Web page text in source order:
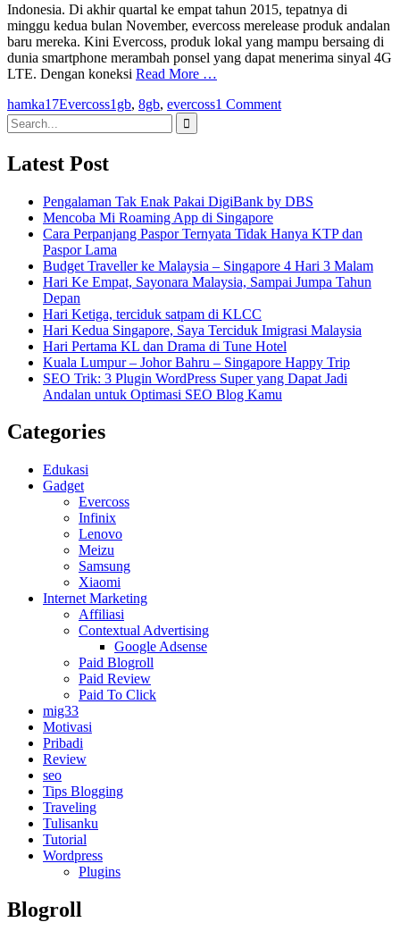
Indonesia. Di akhir quartal ke empat tahun 2015, tepatnya di
minggu kedua bulan November, evercoss merelease produk andalan
baru mereka. Kini Evercoss, produk lokal yang mampu bersaing di
dunia smartphone merambah ponsel yang dapat menerima sinyal 4G
LTE. Dengan koneksi Read More …
hamka17Evercoss1gb, 8gb, evercoss1 Comment
Search
for:
Latest Post
Pengalaman Tak Enak Pakai DigiBank by DBS
Mencoba Mi Roaming App di Singapore
Cara Perpanjang Paspor Ternyata Tidak Hanya KTP dan
Paspor Lama
Budget Traveller ke Malaysia – Singapore 4 Hari 3 Malam
Hari Ke Empat, Sayonara Malaysia, Sampai Jumpa Tahun
Depan
Hari Ketiga, terciduk satpam di KLCC
Hari Kedua Singapore, Saya Terciduk Imigrasi Malaysia
Hari Pertama KL dan Drama di Tune Hotel
Kuala Lumpur – Johor Bahru – Singapore Happy Trip
SEO Trik: 3 Plugin WordPress Super yang Dapat Jadi
Andalan untuk Optimasi SEO Blog Kamu
Categories
Edukasi
Gadget
Evercoss
Infinix
Lenovo
Meizu
Samsung
Xiaomi
Internet Marketing
Affiliasi
Contextual Advertising
Google Adsense
Paid Blogroll
Paid Review
Paid To Click
mig33
Motivasi
Pribadi
Review
seo
Tips Blogging
Traveling
Tulisanku
Tutorial
Wordpress
Plugins
Blogroll